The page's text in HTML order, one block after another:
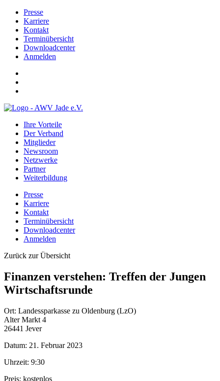
Presse
Karriere
Kontakt
Terminübersicht
Downloadcenter
Anmelden
Ihre Vorteile
Der Verband
Mitglieder
Newsroom
Netzwerke
Partner
Weiterbildung
Presse
Karriere
Kontakt
Terminübersicht
Downloadcenter
Anmelden
Zurück zur Übersicht
Finanzen verstehen: Treffen der Jungen
Wirtschaftsrunde
Ort: Landessparkasse zu Oldenburg (LzO)
Alter Markt 4
26441 Jever
Datum: 21. Februar 2023
Uhrzeit: 9:30
Preis: kostenlos